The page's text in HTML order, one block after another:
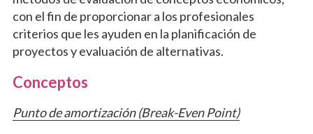
con el fin de proporcionar a los profesionales
criterios que les ayuden en la planificación de
proyectos y evaluación de alternativas.
Conceptos
Punto de amortización (Break-Even Point)